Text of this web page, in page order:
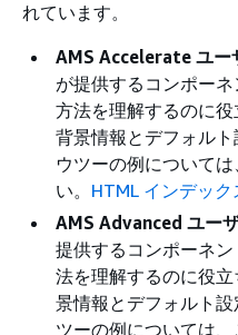
れています。
AMS Accelerate ユー
が提供するコンポー
方法を理解するのに
背景情報とデフォル
ウツーの例について
い。 HTML インデック
AMS Advanced ユー
提供するコンポーネ
法を理解するのに役
景情報とデフォルト
ツーの例については、